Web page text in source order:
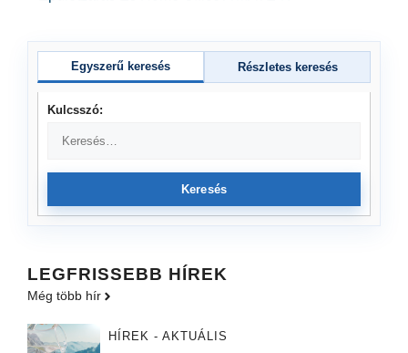
Egyszerű keresés Részletes keresés
Kulcsszó:
Keresés
LEGFRISSEBB HÍREK
Még több hír
HÍREK - AKTUÁLIS